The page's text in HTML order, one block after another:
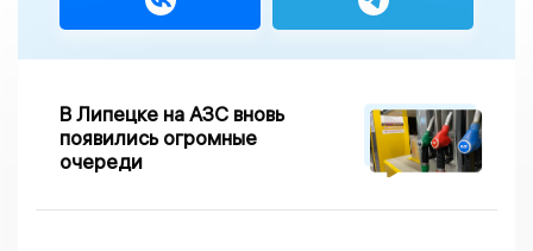
В Липецке на АЗС вновь
появились огромные
очереди